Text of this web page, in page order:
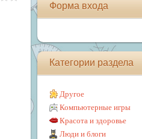
Форма входа
Категории раздела
Другое
Компьютерные игры
Красота и здоровье
Люди и блоги